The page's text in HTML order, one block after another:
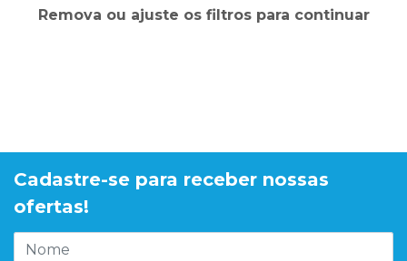
Remova ou ajuste os filtros para continuar
Cadastre-se para receber nossas
ofertas!